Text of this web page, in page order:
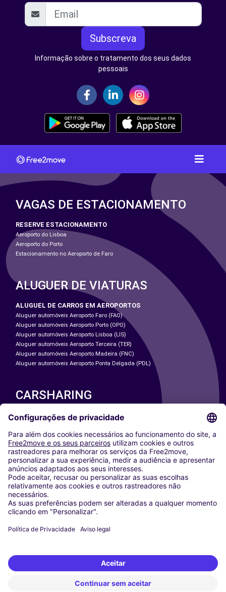
Subscreva
Informação sobre o tratamento dos seus dados
pessoais
VAGAS DE ESTACIONAMENTO
RESERVE ESTACIONAMENTO
Aeroporto do Lisboa
Aeroporto do Porto
Estacionamento no Aeroporto de Faro
ALUGUER DE VIATURAS
ALUGUEL DE CARROS EM AEROPORTOS
Aluguer automóveis Aeroporto Faro (FAO)
Aluguer automóveis Aeroporto Porto (OPO)
Aluguer automóveis Aeroporto Lisboa (LIS)
Aluguer automóveis Aeroporto Terceira (TER)
Aluguer automóveis Aeroporto Madeira (FNC)
Aluguer automóveis Aeroporto Ponta Delgada (PDL)
CARSHARING
NOSSAS CIDADES
Washington DC
Milan
Rome
Turin
Vienna
Berlin
Cologne
Dusseldorf
Frankfurt
Munich